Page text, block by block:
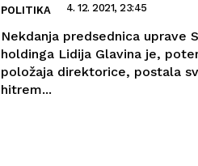
POLITIKA 4. 12. 2021, 23:45
Nekdanja predsednica uprave
holdinga Lidija Glavina je,
položaja direktorice, postala
hitrem...